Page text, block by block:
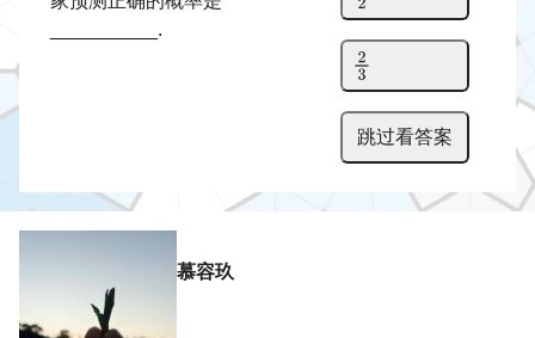
__________.
跳过看答案
慕容玖